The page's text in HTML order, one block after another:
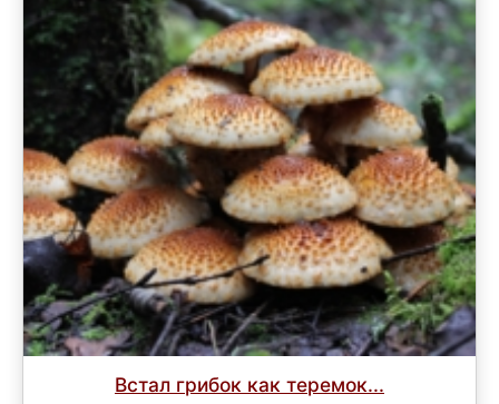
Встал грибок как теремок...